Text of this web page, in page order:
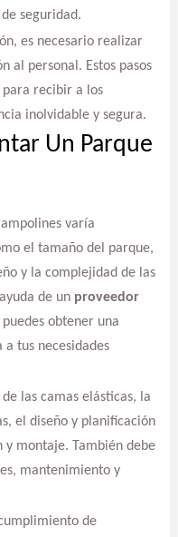
seguridad.
es necesario realizar
al personal. Estos pasos
recibir a los
inolvidable y segura.
Un Parque
varía
el tamaño del parque,
y la complejidad de las
de un proveedor
obtener una
tus necesidades
las camas elásticas, la
el diseño y planificación
y montaje. También debe
mantenimiento y
de